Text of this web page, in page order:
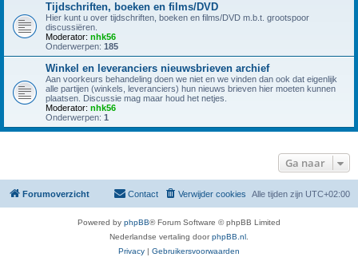
Tijdschriften, boeken en films/DVD
Hier kunt u over tijdschriften, boeken en films/DVD m.b.t. grootspoor
discussiëren.
Moderator: nhk56
Onderwerpen: 185
Winkel en leveranciers nieuwsbrieven archief
Aan voorkeurs behandeling doen we niet en we vinden dan ook dat eigenlijk
alle partijen (winkels, leveranciers) hun nieuws brieven hier moeten kunnen
plaatsen. Discussie mag maar houd het netjes.
Moderator: nhk56
Onderwerpen: 1
Ga naar
Forumoverzicht Alle tijden zijn UTC+02:00
Verwijder cookies
Contact
Powered by phpBB® Forum Software © phpBB Limited
Nederlandse vertaling doorphpBB.nl
Privacy | Gebruikersvoorwaarden